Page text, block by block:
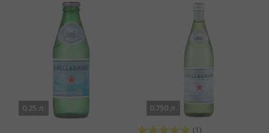
0.25 л. 0.750 л.
Оценка:
(1)